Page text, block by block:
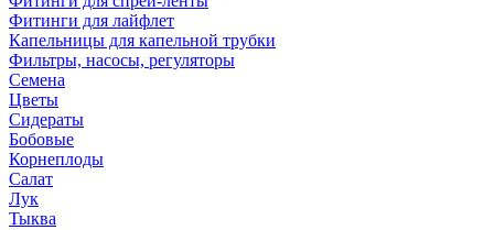
Фитинги для лайфлет
Капельницы для капельной трубки
Фильтры, насосы, регуляторы
Семена
Цветы
Сидераты
Бобовые
Корнеплоды
Салат
Лук
Тыква